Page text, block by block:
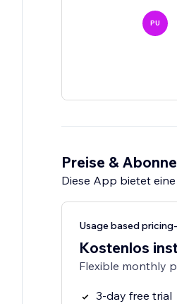
PU
Preise &
Diese App bietet
Usage based
Kostenlos
Flexible monthly
3-day free trial